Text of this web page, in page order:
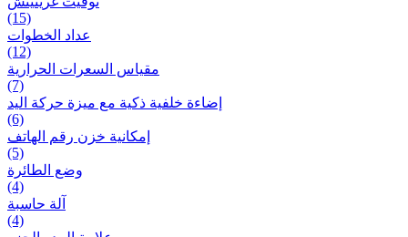
(15)
عداد الخطوات
(12)
مقیاس السعرات الحرارية
(7)
إضاءة خلفية ذكية مع ميزة حرکة اليد
(6)
إمكانية خزن رقم الهاتف
(5)
وضع الطائرة
(4)
آلة حاسبة
(4)